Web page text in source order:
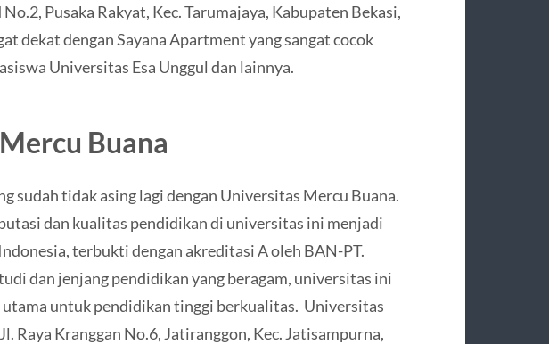
Pusaka Rakyat, Kec. Tarumajaya, Kabupaten Bekasi,
dekat dengan Sayana Apartment yang sangat cocok
Universitas Esa Unggul dan lainnya.
Buana
sudah tidak asing lagi dengan Universitas Mercu Buana.
dan kualitas pendidikan di universitas ini menjadi
terbukti dengan akreditasi A oleh BAN-PT.
dan jenjang pendidikan yang beragam, universitas ini
utama untuk pendidikan tinggi berkualitas. Universitas
Raya Kranggan No.6, Jatiranggon, Kec. Jatisampurna,